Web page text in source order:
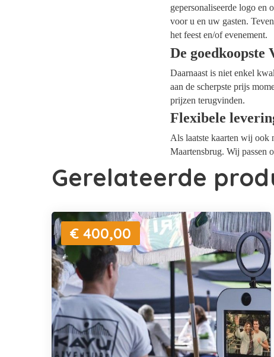
gepersonaliseerde logo en
voor u en uw gasten.
het feest en/of evenement.
De
Daarnaast is niet enkel
aan de scherpste prijs
prijzen terugvinden.
Flexibele
Als laatste kaarten wij ook
Maartensbrug. Wij passen
Gerelateerde
€ 400,00